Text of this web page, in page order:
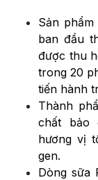
Sản
ban đầu
được thu
trong 20
tiến hành
Thành
chất bảo
hương vị
gen.
Dòng sữa